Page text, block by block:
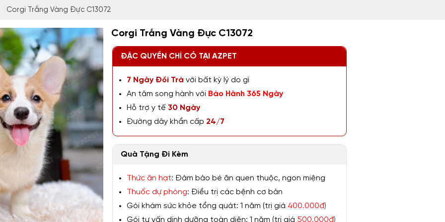
Corgi Trắng Vàng Đực C13072
Corgi Trắng Vàng Đực C13072
ĐẶC QUYỀN CHỈ CÓ TẠI AZPET
7 Ngày Đổi Trả với bất kỳ lý do gì
An tâm song hành với Bảo Hành 365 Ngày
Hỗ trợ y tế 30 Ngày
Đường dây khẩn cấp 24/7
Quà Tặng Đi Kèm
Thức ăn hạt: Đảm bảo bé ăn quen thuộc, ngon miệng
Thuốc dự phòng: Điều trị các bệnh cơ bản
Gói khám sức khỏe tổng quát: 1 năm (trị giá 400.000đ)
Gói tư vấn dinh dưỡng toàn diện: 1 năm (trị giá 500.000đ)